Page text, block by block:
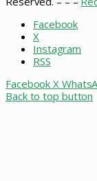
Facebook
X
Instagram
RSS
Facebook X
Back to top button